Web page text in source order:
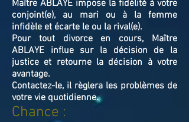
Maître ABLAYE impose la fidélité à votre
conjoint(e), au mari ou à la femme
infidèle et écarte le ou la rival(e).
Pour tout divorce en cours, Maître
ABLAYE influe sur la décision de la
justice et retourne la décision à votre
avantage.
Contactez-le, il règlera les problèmes de
votre vie quotidienne.
Chance :